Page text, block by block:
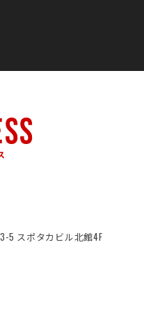
5 スポタカビル北館4F